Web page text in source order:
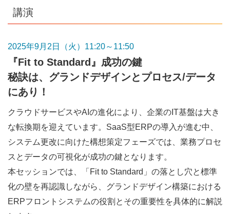
講演
2025年9月2日（火）11:20～11:50
『Fit to Standard』成功の鍵
秘訣は、グランドデザインとプロセス/データ
にあり！
クラウドサービスやAIの進化により、企業のIT基盤は大き
な転換期を迎えています。SaaS型ERPの導入が進む中、
システム更改に向けた構想策定フェーズでは、業務プロセ
スとデータの可視化が成功の鍵となります。
本セッションでは、「Fit to Standard」の落とし穴と標準
化の壁を再認識しながら、グランドデザイン構築における
ERPフロントシステムの役割とその重要性を具体的に解説